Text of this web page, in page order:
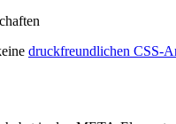
druckfreundlichen CSS-